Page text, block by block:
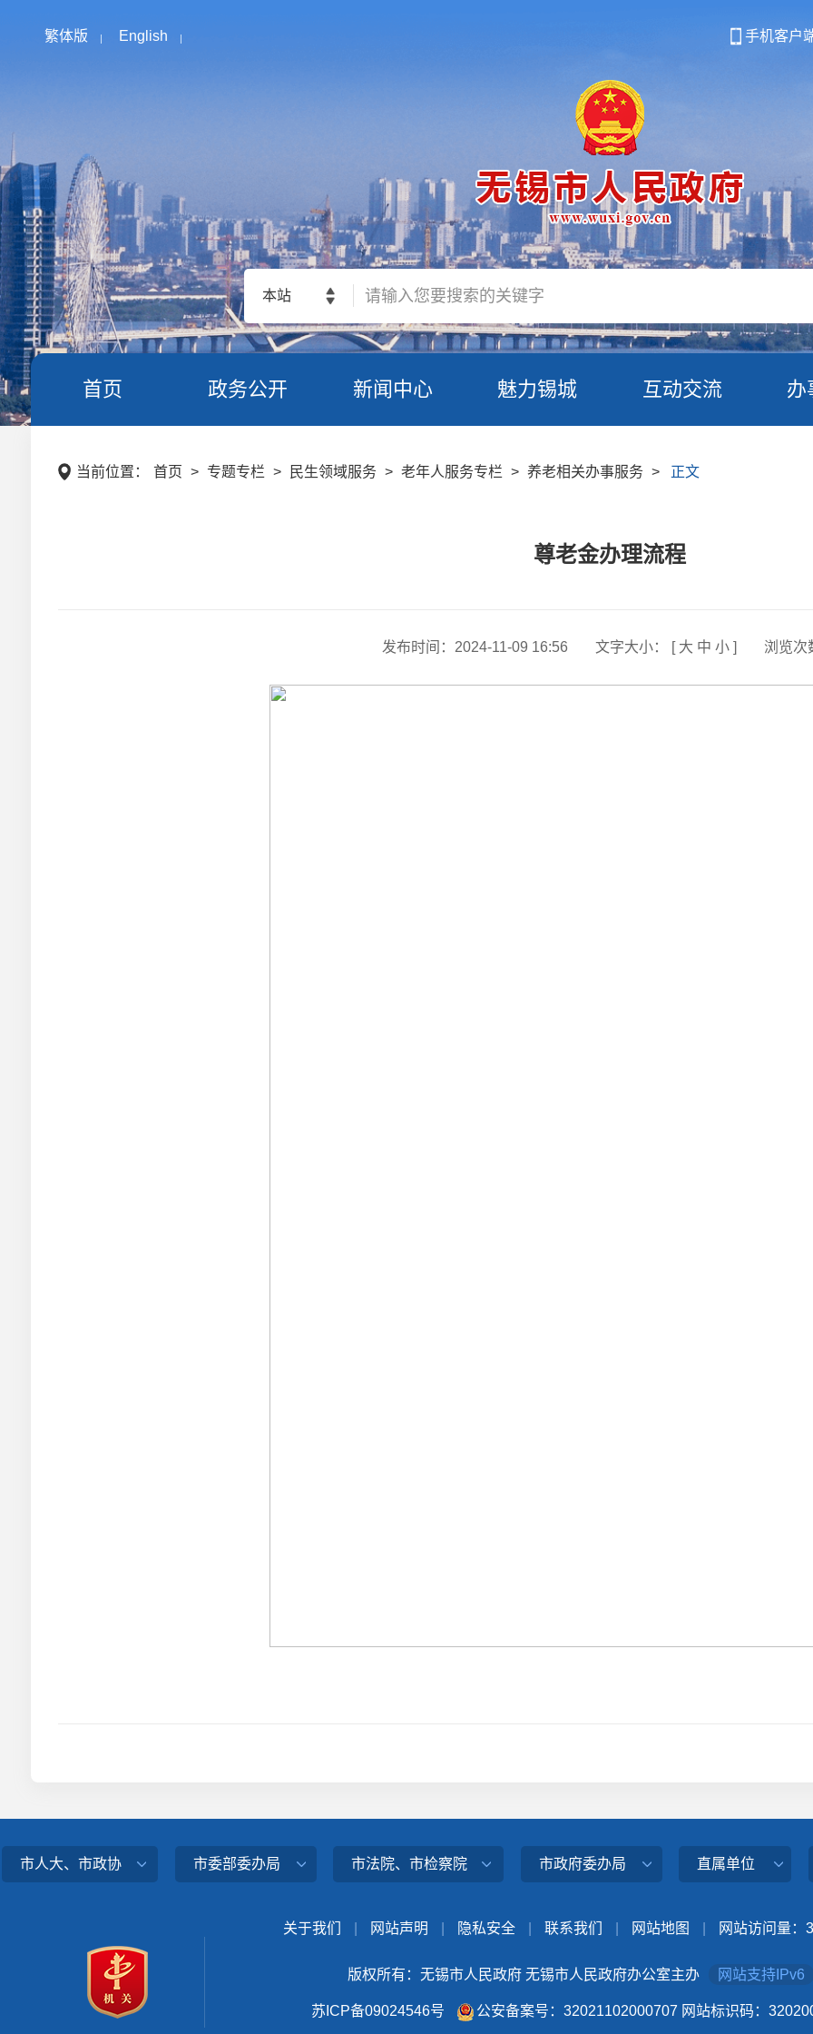
繁体版 English 手机客户
本站
首页 政务公开 新闻中心 魅力锡城 互动交流 办
当前位置： 首页 > 专题专栏 > 民生领域服务 > 老年人服务专栏 > 养老相关办事服务 > 正文
尊老金办理流程
发布时间： 2024-11-09 16:56 文字大小： [ 大 中 小 ] 浏览次
市人大、市政协 市委部委办局 市法院、市检察院 市政府委办局 直属单位
关于我们 网站声明 隐私安全 联系我们 网站地图 网站访问量：
版权所有：无锡市人民政府 无锡市人民政府办公室主办 网站支持IPv6
苏ICP备09024546号 公安备案号：32021102000707 网站标识码：